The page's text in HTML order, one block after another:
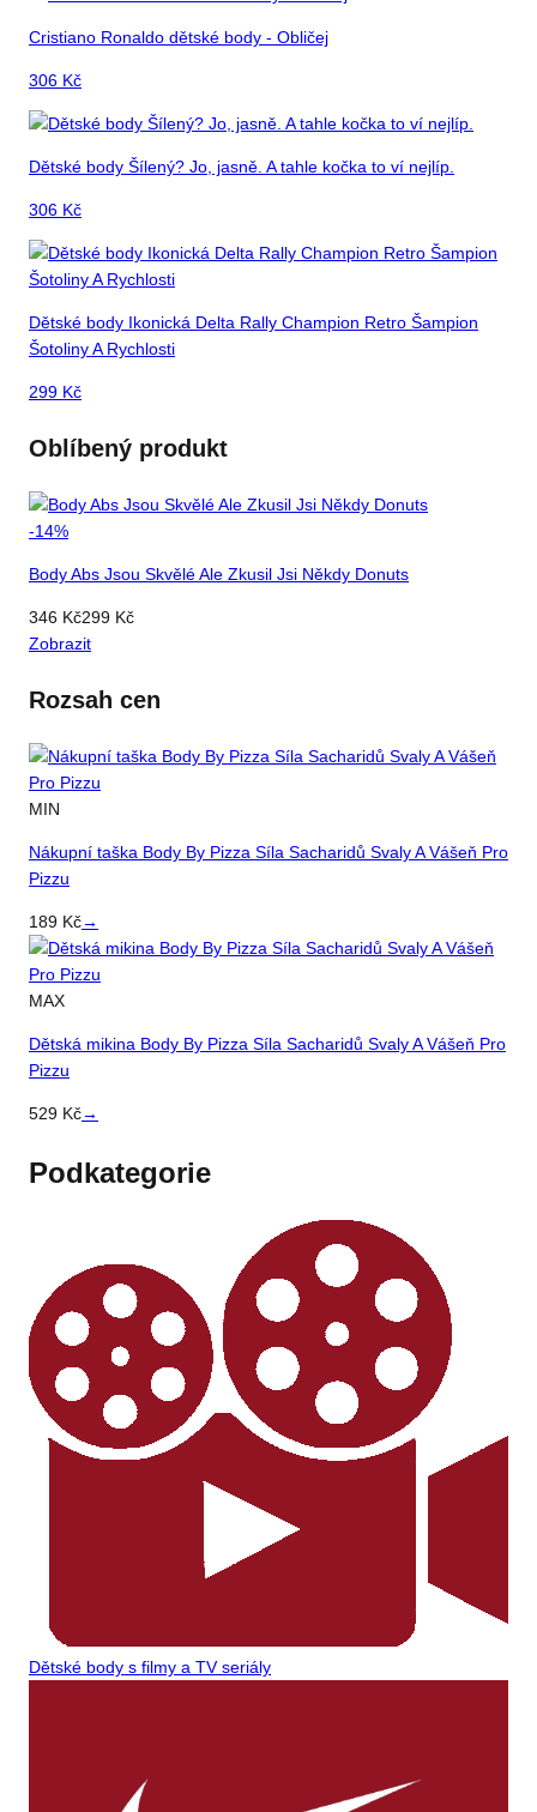
Cristiano Ronaldo dětské body - Obličej
306 Kč
Dětské body Šílený? Jo, jasně. A tahle kočka to ví nejlíp.
306 Kč
Dětské body Ikonická Delta Rally Champion Retro Šampion
Šotoliny A Rychlosti
299 Kč
Oblíbený produkt
-14%
Body Abs Jsou Skvělé Ale Zkusil Jsi Někdy Donuts
346 Kč299 Kč
Zobrazit
Rozsah cen
MIN
Nákupní taška Body By Pizza Síla Sacharidů Svaly A Vášeň Pro
Pizzu
189 Kč→
MAX
Dětská mikina Body By Pizza Síla Sacharidů Svaly A Vášeň Pro
Pizzu
529 Kč→
Podkategorie
Dětské body s filmy a TV seriály